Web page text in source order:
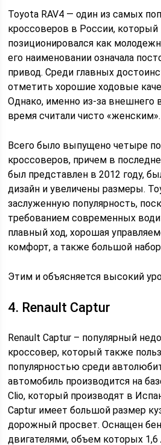
Toyota RAV4 — один из самых
кроссоверов в России, который
позиционировался как
его наименовании означала
привод. Среди главных
отметить хорошие ходовые
Однако, именно из-за внешнего
время считали чисто «женским».
Всего было выпущено четыре
кроссоверов, причем в
был представлен в 2012 году,
дизайн и увеличены размеры.
заслуженную популярность,
требованием современных
плавный ход, хорошая
комфорт, а также большой
Этим и объясняется высокий
4. Renault Captur
Renault Captur – популярный
кроссовер, который также
популярностью среди
автомобиль производится на
Clio, который производят в
Captur имеет большой размер
дорожный просвет. Оснащен
двигателями, объем которых 1,6